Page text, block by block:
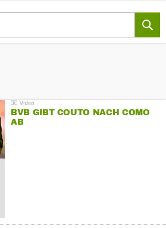
BVB GIBT COUTO NACH COMO
AB